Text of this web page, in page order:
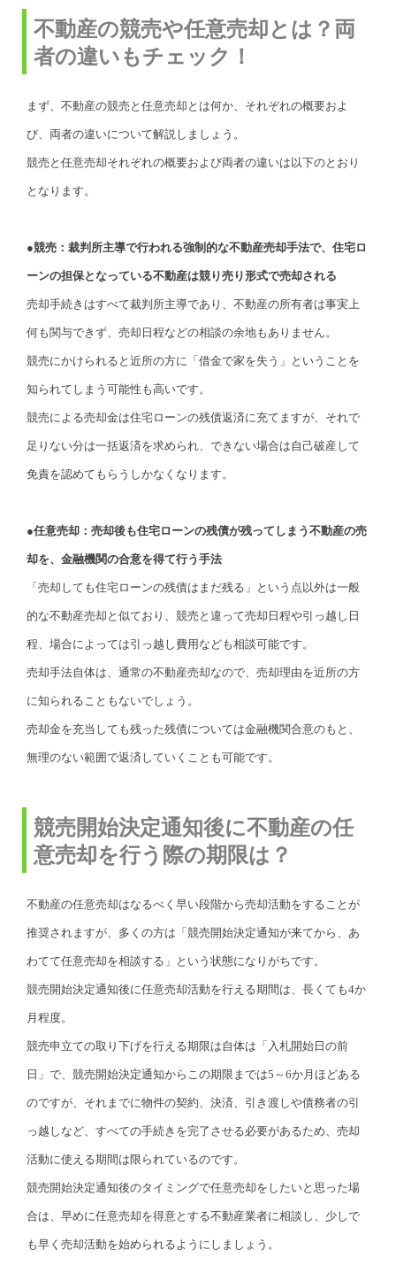
不動産の競売や任意売却とは？両
者の違いもチェック！
まず、不動産の競売と任意売却とは何か、それぞれの概要およ
び、両者の違いについて解説しましょう。
競売と任意売却それぞれの概要および両者の違いは以下のとおり
となります。
●競売：裁判所主導で行われる強制的な不動産売却手法で、住宅ロ
ーンの担保となっている不動産は競り売り形式で売却される
売却手続きはすべて裁判所主導であり、不動産の所有者は事実上
何も関与できず、売却日程などの相談の余地もありません。
競売にかけられると近所の方に「借金で家を失う」ということを
知られてしまう可能性も高いです。
競売による売却金は住宅ローンの残債返済に充てますが、それで
足りない分は一括返済を求められ、できない場合は自己破産して
免責を認めてもらうしかなくなります。
●任意売却：売却後も住宅ローンの残債が残ってしまう不動産の売
却を、金融機関の合意を得て行う手法
「売却しても住宅ローンの残債はまだ残る」という点以外は一般
的な不動産売却と似ており、競売と違って売却日程や引っ越し日
程、場合によっては引っ越し費用なども相談可能です。
売却手法自体は、通常の不動産売却なので、売却理由を近所の方
に知られることもないでしょう。
売却金を充当しても残った残債については金融機関合意のもと、
無理のない範囲で返済していくことも可能です。
競売開始決定通知後に不動産の任
意売却を行う際の期限は？
不動産の任意売却はなるべく早い段階から売却活動をすることが
推奨されますが、多くの方は「競売開始決定通知が来てから、あ
わてて任意売却を相談する」という状態になりがちです。
競売開始決定通知後に任意売却活動を行える期間は、長くても4か
月程度。
競売申立ての取り下げを行える期限は自体は「入札開始日の前
日」で、競売開始決定通知からこの期限までは5～6か月ほどある
のですが、それまでに物件の契約、決済、引き渡しや債務者の引
っ越しなど、すべての手続きを完了させる必要があるため、売却
活動に使える期間は限られているのです。
競売開始決定通知後のタイミングで任意売却をしたいと思った場
合は、早めに任意売却を得意とする不動産業者に相談し、少しで
も早く売却活動を始められるようにしましょう。